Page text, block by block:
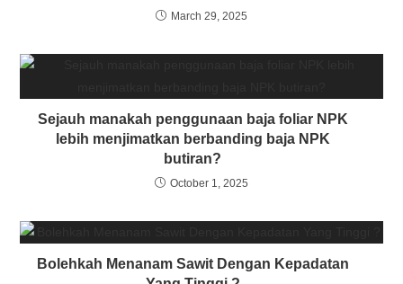
March 29, 2025
Sejauh manakah penggunaan baja foliar NPK
lebih menjimatkan berbanding baja NPK
butiran?
October 1, 2025
Bolehkah Menanam Sawit Dengan Kepadatan